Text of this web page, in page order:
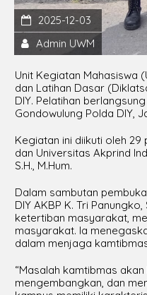
2025-12-03
Admin UWM
Unit Kegiatan Mahasiswa
dan Latihan Dasar
DIY. Pelatihan
Gondowulung Polda DIY,
Kegiatan ini diikuti oleh
dan Universitas Akprind
S.H., M.Hum.
Dalam sambutan
DIY AKBP K. Tri
ketertiban masyarakat,
masyarakat. Ia
dalam menjaga
“Masalah kamtibmas
mengembangkan, dan